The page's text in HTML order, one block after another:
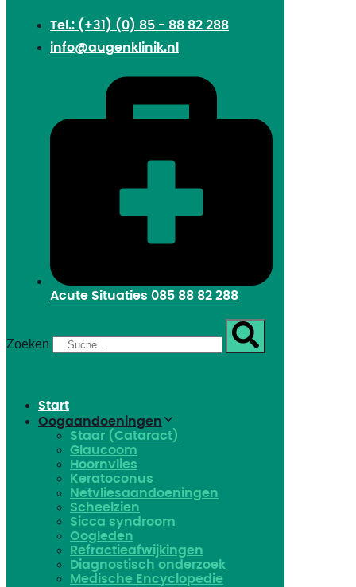
Tel.: (+31) (0) 85 - 88 82 288
info@augenklinik.nl
Acute Situaties 085 88 82 288
Zoeken
Start
Oogaandoeningen
Staar (Cataract)
Glaucoom
Hoornvlies
Keratoconus
Netvliesaandoeningen
Scheelzien
Sicca syndroom
Oogleden
Refractieafwijkingen
Diagnostisch onderzoek
Medische Encyclopedie